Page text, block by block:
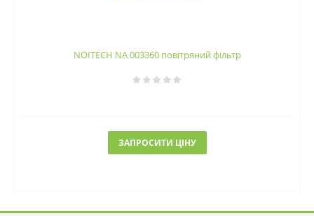
NOITECH NA 003360 повітряний фільтр
ЗАПРОСИТИ ЦІНУ